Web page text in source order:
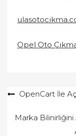
Opel Oto
YazıOpenCart İle
Marka Bilinirliğini